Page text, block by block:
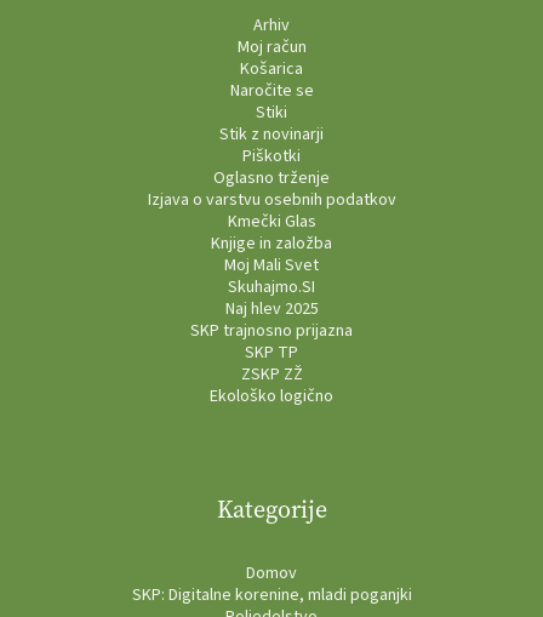
Arhiv
Moj račun
Košarica
Naročite se
Stiki
Stik z novinarji
Piškotki
Oglasno trženje
Izjava o varstvu osebnih podatkov
Kmečki Glas
Knjige in založba
Moj Mali Svet
Skuhajmo.SI
Naj hlev 2025
SKP trajnosno prijazna
SKP TP
ZSKP ZŽ
Ekološko logično
Kategorije
Domov
SKP: Digitalne korenine, mladi poganjki